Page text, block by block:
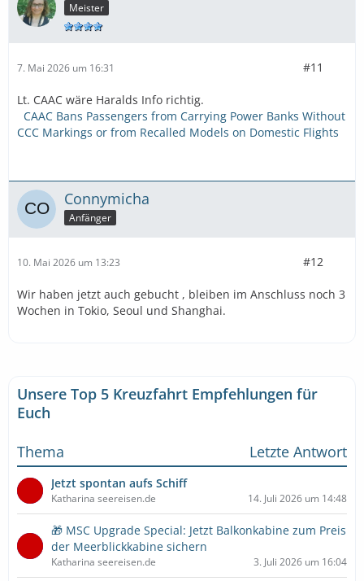
Meister
7. Mai 2026 um 16:31 #11
Lt. CAAC wäre Haralds Info richtig.
CAAC Bans Passengers from Carrying Power Banks Without
CCC Markings or from Recalled Models on Domestic Flights
Connymicha
Anfänger
10. Mai 2026 um 13:23 #12
Wir haben jetzt auch gebucht , bleiben im Anschluss noch 3
Wochen in Tokio, Seoul und Shanghai.
Unsere Top 5 Kreuzfahrt Empfehlungen für
Euch
Thema
Letzte Antwort
Jetzt spontan aufs Schiff
Katharina seereisen.de 14. Juli 2026 um 14:48
🎁 MSC Upgrade Special: Jetzt Balkonkabine zum Preis
der Meerblickkabine sichern
Katharina seereisen.de 3. Juli 2026 um 16:04